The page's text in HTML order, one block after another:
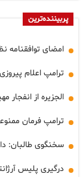
پربیننده‌ترین
امضای توافقنامه
ترامپ اعلام
الجزیره از
ترامپ فرمان
سخنگوی طالبان:
درگیری پلیس